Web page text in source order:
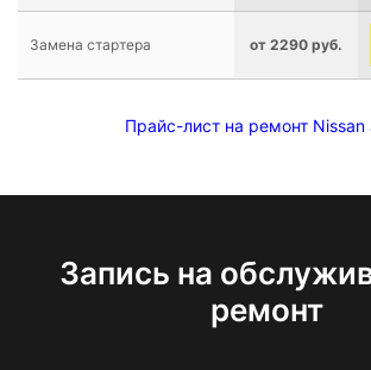
Замена стартера от 2290 руб.
Прайс-лист на ремонт Nissan
Запись на
ремонт